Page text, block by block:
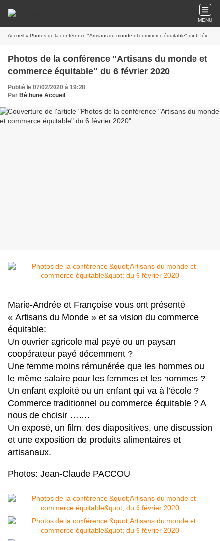
MENU
Accueil » Photos de la conférence "Artisans du monde et commerce équitable" du 6 février 2020
Photos de la conférence "Artisans du monde et
commerce équitable" du 6 février 2020
Publié le 07/02/2020 à 19:28
Par Béthune Accueil
Marie-Andrée et Françoise vous ont présenté
« Artisans du Monde » et sa vision du commerce
équitable:
Un ouvrier agricole mal payé ou un paysan
coopérateur payé décemment ?
Une femme moins rémunérée que les hommes ou
le même salaire pour les femmes et les hommes ?
Un enfant exploité ou un enfant qui va à l’école ?
Commerce traditionnel ou commerce équitable ? A
nous de choisir …….
Un exposé, un film, des diapositives, une discussion
et une exposition de produits alimentaires et
artisanaux.
Photos: Jean-Claude PACCOU